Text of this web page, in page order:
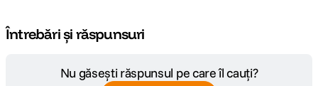
Întrebări și răspunsuri
Nu găsești răspunsul pe care îl cauți?